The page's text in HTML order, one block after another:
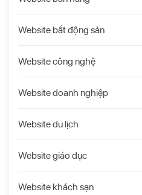
Website bất động sản
Website công nghệ
Website doanh nghiệp
Website du lịch
Website giáo dục
Website khách sạn